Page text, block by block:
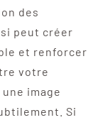
des
peut créer
et renforcer
votre
image
Si